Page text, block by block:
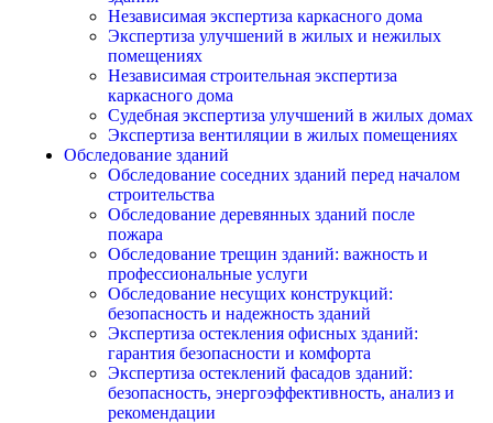
Независимая экспертиза каркасного дома
Экспертиза улучшений в жилых и нежилых
помещениях
Независимая строительная экспертиза
каркасного дома
Судебная экспертиза улучшений в жилых домах
Экспертиза вентиляции в жилых помещениях
Обследование зданий
Обследование соседних зданий перед началом
строительства
Обследование деревянных зданий после
пожара
Обследование трещин зданий: важность и
профессиональные услуги
Обследование несущих конструкций:
безопасность и надежность зданий
Экспертиза остекления офисных зданий:
гарантия безопасности и комфорта
Экспертиза остеклений фасадов зданий:
безопасность, энергоэффективность, анализ и
рекомендации